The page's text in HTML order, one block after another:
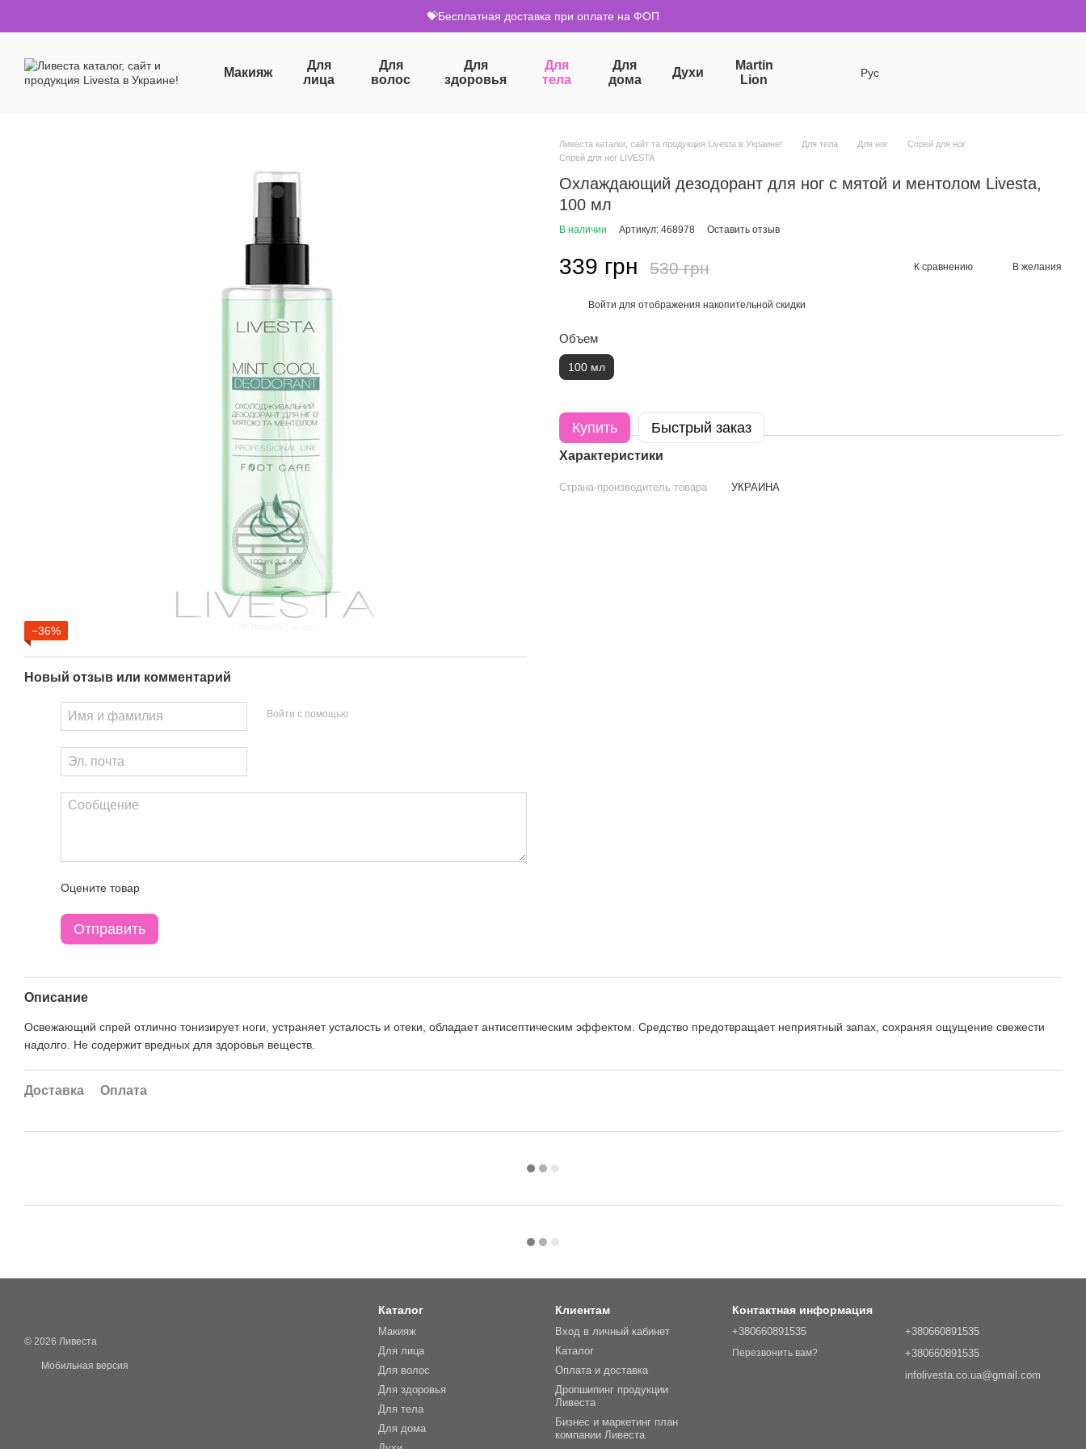
💝Бесплатная доставка при оплате на ФОП
Макияж
Для
лица
Для
волос
Для
здоровья
Для
тела
Для
дома
Духи
Martin
Lion
Рус
−36%
Новый отзыв или комментарий
Войти с помощью
Оцените товар
Отправить
Ливеста каталог, сайт та продукция Livesta в Украине! Для тела Для ног
Спрей для ног
Спрей для ног LIVESTA
Охлаждающий дезодорант для ног с мятой и ментолом Livesta,
100 мл
В наличии Артикул: 468978 Оставить отзыв
339 грн 530 грн К сравнению В желания
Войти для отображения накопительной скидки
Объем
100 мл
Купить Быстрый заказ
Характеристики
Страна-производитель товара УКРАИНА
Описание
Освежающий спрей отлично тонизирует ноги, устраняет усталость и отеки, обладает антисептическим эффектом. Средство предотвращает неприятный запах, сохраняя ощущение свежести
надолго. Не содержит вредных для здоровья веществ.
Доставка Оплата
© 2026 Ливеста
Мобильная версия
Каталог
Макияж
Для лица
Для волос
Для здоровья
Для тела
Для дома
Клиентам
Вход в личный кабинет
Каталог
Оплата и доставка
Дропшипинг продукции
Ливеста
Бизнес и маркетинг план
компании Ливеста
Контактная информация
+380660891535
Перезвонить вам?
+380660891535
+380660891535
infolivesta.co.ua@gmail.com